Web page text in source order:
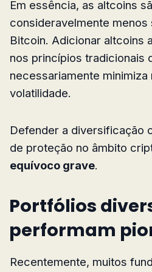
Em essência, as altcoins
consideravelmente menos
Bitcoin. Adicionar altcoins
nos princípios tradicionais
necessariamente minimiza
volatilidade.
Defender a diversificação
de proteção no âmbito
equívoco grave.
Portfólios
performam
Recentemente, muitos